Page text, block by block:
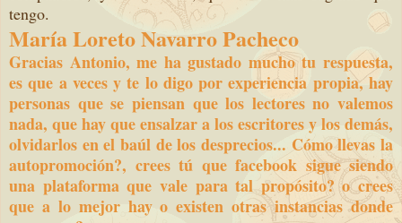
tengo.
María Loreto Navarro Pacheco
Gracias Antonio, me ha gustado mucho tu respuesta,
es que a veces y te lo digo por experiencia propia, hay
personas que se piensan que los lectores no valemos
nada, que hay que ensalzar a los escritores y los demás,
olvidarlos en el baúl de los desprecios... Cómo llevas la
autopromoción?, crees tú que facebook sigue siendo
una plataforma que vale para tal propósito? o crees
que a lo mejor hay o existen otras instancias donde